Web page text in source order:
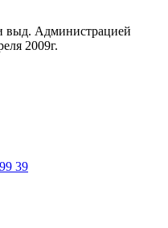
выд. Администрацией
2009г.
39